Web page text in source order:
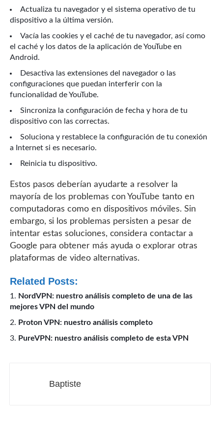
Actualiza tu navegador y el sistema operativo de tu
dispositivo a la última versión.
Vacía las cookies y el caché de tu navegador, así como
el caché y los datos de la aplicación de YouTube en
Android.
Desactiva las extensiones del navegador o las
configuraciones que puedan interferir con la
funcionalidad de YouTube.
Sincroniza la configuración de fecha y hora de tu
dispositivo con las correctas.
Soluciona y restablece la configuración de tu conexión
a Internet si es necesario.
Reinicia tu dispositivo.
Estos pasos deberían ayudarte a resolver la
mayoría de los problemas con YouTube tanto en
computadoras como en dispositivos móviles. Sin
embargo, si los problemas persisten a pesar de
intentar estas soluciones, considera contactar a
Google para obtener más ayuda o explorar otras
plataformas de video alternativas.
Related Posts:
NordVPN: nuestro análisis completo de una de las
mejores VPN del mundo
Proton VPN: nuestro análisis completo
PureVPN: nuestro análisis completo de esta VPN
Baptiste